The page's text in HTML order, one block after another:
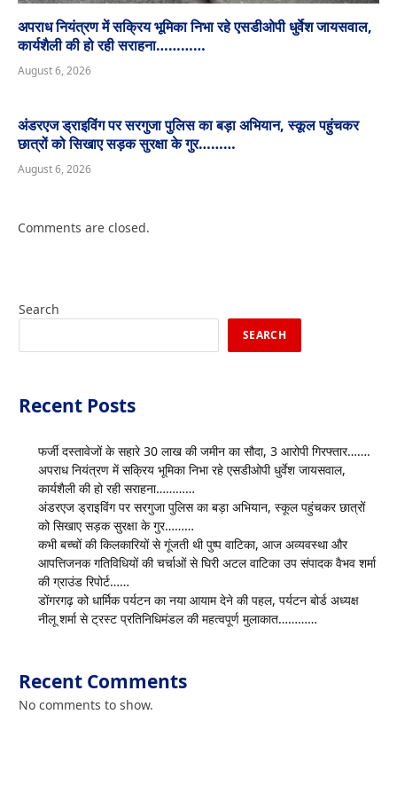
अपराध नियंत्रण में सक्रिय भूमिका निभा रहे एसडीओपी धुर्वेश जायसवाल,
कार्यशैली की हो रही सराहना…………
August 6, 2026
अंडरएज ड्राइविंग पर सरगुजा पुलिस का बड़ा अभियान, स्कूल पहुंचकर
छात्रों को सिखाए सड़क सुरक्षा के गुर………
August 6, 2026
Comments are closed.
Search
SEARCH
Recent Posts
फर्जी दस्तावेजों के सहारे 30 लाख की जमीन का सौदा, 3 आरोपी गिरफ्तार…….
अपराध नियंत्रण में सक्रिय भूमिका निभा रहे एसडीओपी धुर्वेश जायसवाल,
कार्यशैली की हो रही सराहना…………
अंडरएज ड्राइविंग पर सरगुजा पुलिस का बड़ा अभियान, स्कूल पहुंचकर छात्रों
को सिखाए सड़क सुरक्षा के गुर………
कभी बच्चों की किलकारियों से गूंजती थी पुष्प वाटिका, आज अव्यवस्था और
आपत्तिजनक गतिविधियों की चर्चाओं से घिरी अटल वाटिका उप संपादक वैभव शर्मा
की ग्राउंड रिपोर्ट……
डोंगरगढ़ को धार्मिक पर्यटन का नया आयाम देने की पहल, पर्यटन बोर्ड अध्यक्ष
नीलू शर्मा से ट्रस्ट प्रतिनिधिमंडल की महत्वपूर्ण मुलाकात…………
Recent Comments
No comments to show.